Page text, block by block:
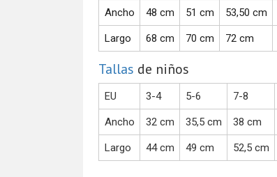
Ancho 48 cm 51 cm 53,50 cm
Largo 68 cm 70 cm 72 cm
Tallas de niños
EU 3-4 5-6 7-8
Ancho 32 cm 35,5 cm 38 cm
Largo 44 cm 49 cm 52,5 cm